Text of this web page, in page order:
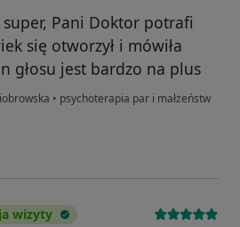
Pani Doktor potrafi
się otworzył i mówiła
głosu jest bardzo na plus
• psychoterapia par i małżeństw
wizyty